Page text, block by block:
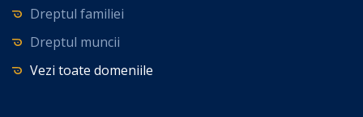
Dreptul familiei
Dreptul muncii
Vezi toate domeniile